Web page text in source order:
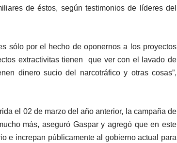
de éstos, según testimonios de líderes del
sólo por el hecho de oponernos a los proyectos
extractivitas tienen que ver con el lavado de
dinero sucio del narcotráfico y otras cosas”,
el 02 de marzo del año anterior, la campaña de
más, aseguró Gaspar y agregó que en este
e increpan públicamente al gobierno actual para